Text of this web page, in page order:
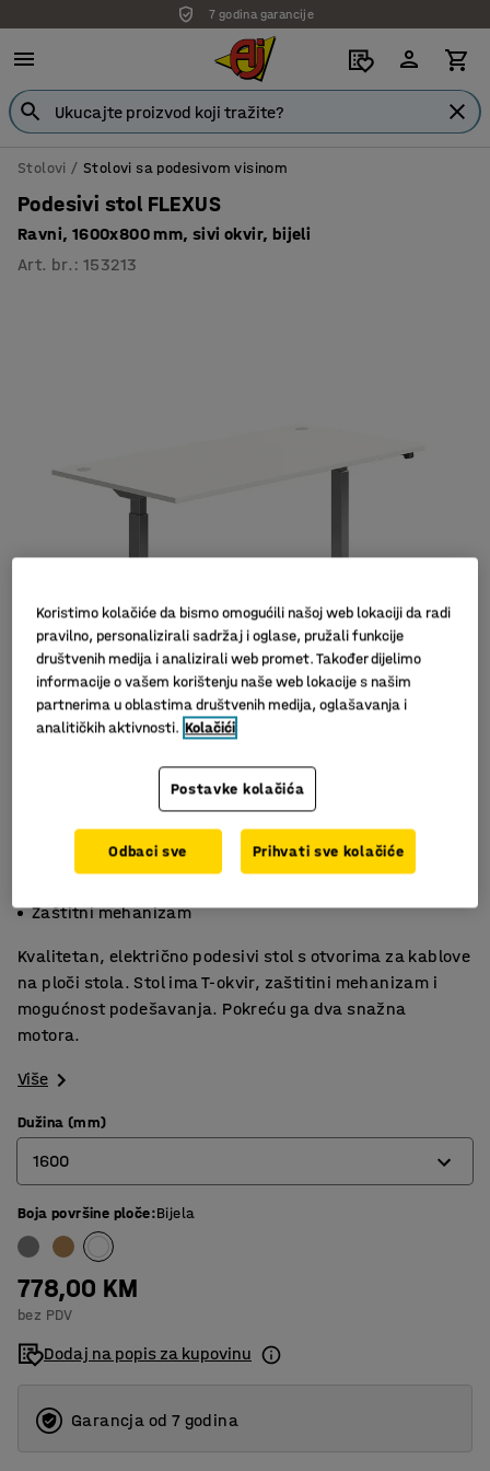
7 godina garancije
Stolovi Stolovi sa podesivom visinom
Podesivi stol FLEXUS
Ravni, 1600x800 mm, sivi okvir, bijeli
Art. br. :153213
Električno podešavanje visine stola
Zaštitni mehanizam
Kvalitetan, električno podesivi stol s otvorima za kablove
na ploči stola. Stol ima T-okvir, zaštitini mehanizam i
mogućnost podešavanja. Pokreću ga dva snažna
motora.
Više
Dužina (mm)
1600
1200
1600
1800
Boja površine ploče:Bijela
778,00 KM
bez PDV
Dodaj na popis za kupovinu
Garancja od 7 godina
Koristimo kolačiće da bismo omogućili našoj web lokaciji da radi
pravilno, personalizirali sadržaj i oglase, pružali funkcije
društvenih medija i analizirali web promet. Također dijelimo
informacije o vašem korištenju naše web lokacije s našim
partnerima u oblastima društvenih medija, oglašavanja i
analitičkih aktivnosti. Kolačići
Postavke kolačića
Odbaci sve Prihvati sve kolačiće